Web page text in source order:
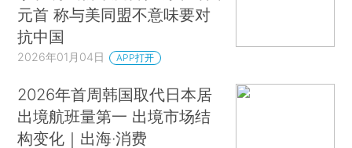
元首 称与美同盟不意味要对
抗中国
2026年01月04日 APP打开
2026年首周韩国取代日本居
出境航班量第一 出境市场结
构变化｜出海·消费